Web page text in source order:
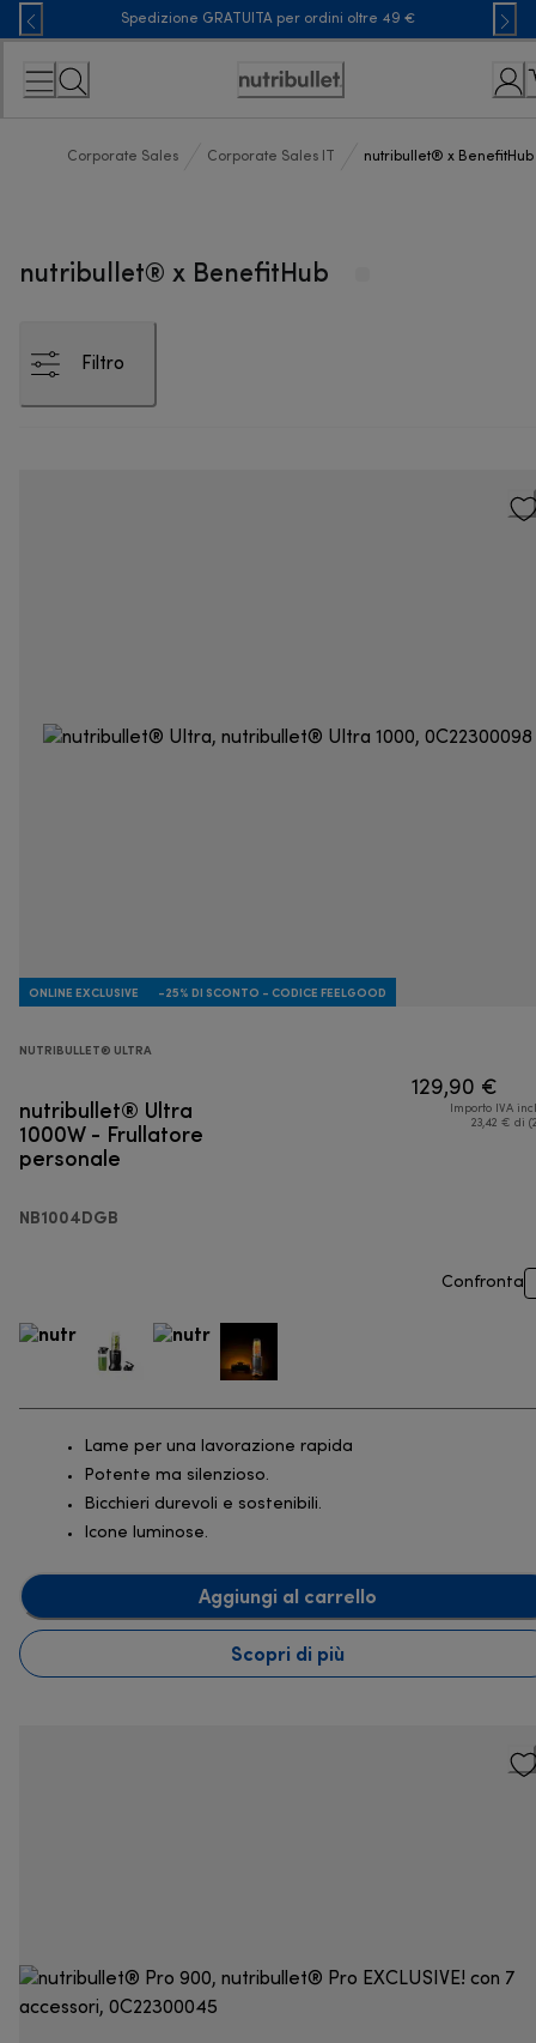
Skip
to
Content
Spedizione GRATUITA per ordini oltre 49 €
Accessibility
Corporate Sales Corporate Sales IT nutribullet® x BenefitHub
nutribullet® x BenefitHub
Filtro
ONLINE EXCLUSIVE -25% DI SCONTO - CODICE FEELGOOD
NUTRIBULLET® ULTRA
nutribullet® Ultra
1000W - Frullatore
personale
NB1004DGB
129,90 €
Importo IVA
23,42 € di
Confronta
Lame per una lavorazione rapida
Potente ma silenzioso.
Bicchieri durevoli e sostenibili.
Icone luminose.
Aggiungi al carrello
Scopri di più